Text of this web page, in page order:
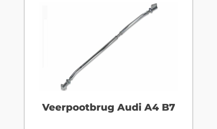
Veerpootbrug Audi A4 B7